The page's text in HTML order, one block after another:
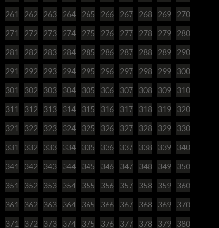
261 262 263 264 265 266 267 268 269 270
271 272 273 274 275 276 277 278 279 280
281 282 283 284 285 286 287 288 289 290
291 292 293 294 295 296 297 298 299 300
301 302 303 304 305 306 307 308 309 310
311 312 313 314 315 316 317 318 319 320
321 322 323 324 325 326 327 328 329 330
331 332 333 334 335 336 337 338 339 340
341 342 343 344 345 346 347 348 349 350
351 352 353 354 355 356 357 358 359 360
361 362 363 364 365 366 367 368 369 370
371 372 373 374 375 376 377 378 379 380